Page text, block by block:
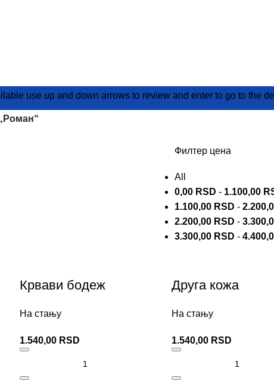
use up and down arrows to review and enter to go to the
Филтер цена
All
0,00 RSD - 1.100,00
1.100,00 RSD -
2.200,00 RSD -
3.300,00 RSD -
Крвави бодеж
На стању
1.540,00 RSD
Друга кожа
На стању
1.540,00 RSD